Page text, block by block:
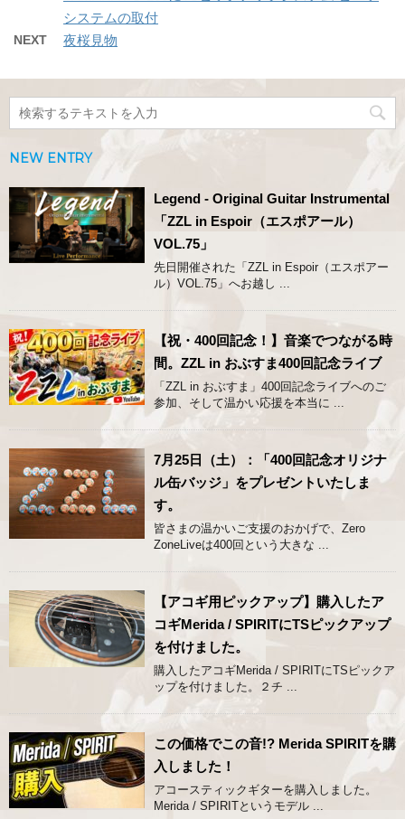
システムの取付
NEXT 夜桜見物
NEW ENTRY
Legend - Original Guitar Instrumental
「ZZL in Espoir（エスポアール）
VOL.75」
先日開催された「ZZL in Espoir（エスポアー
ル）VOL.75」へお越し ...
【祝・400回記念！】音楽でつながる時
間。ZZL in おぶすま400回記念ライブ
「ZZL in おぶすま」400回記念ライブへのご
参加、そして温かい応援を本当に ...
7月25日（土）：「400回記念オリジナ
ル缶バッジ」をプレゼントいたしま
す。
皆さまの温かいご支援のおかげで、Zero
ZoneLiveは400回という大きな ...
【アコギ用ピックアップ】購入したア
コギMerida / SPIRITにTSピックアップ
を付けました。
購入したアコギMerida / SPIRITにTSピックア
ップを付けました。２チ ...
この価格でこの音!? Merida SPIRITを購
入しました！
アコースティックギターを購入しました。
Merida / SPIRITというモデル ...